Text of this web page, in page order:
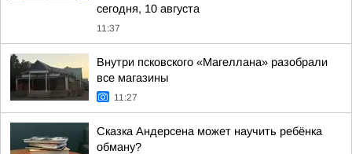
сегодня, 10 августа
11:37
Внутри псковского «Магеллана» разобрали
все магазины
11:27
Сказка Андерсена может научить ребёнка
обману?